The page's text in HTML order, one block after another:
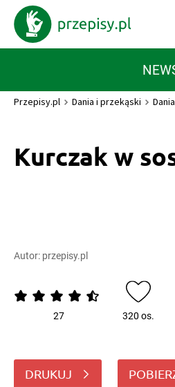
Przepisy.pl Dania i przekąski
Kurczak w
Autor: przepisy.pl
27 320 os.
DRUKUJ